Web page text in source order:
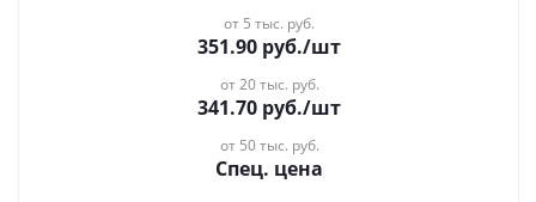
от 5 тыс. руб.
351.90 руб./шт
от 20 тыс. руб.
341.70 руб./шт
от 50 тыс. руб.
Спец. цена